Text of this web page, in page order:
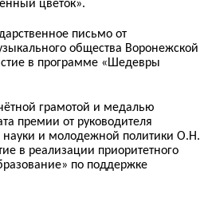
цветок».
письмо от
общества Воронежской
в программе «Шедевры
грамотой и медалью
премии от руководителя
науки и молодежной политики О.Н.
в реализации приоритетного
по поддержке